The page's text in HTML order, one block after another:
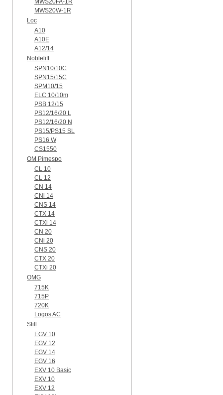
MWS20FA-1R
MWS20W-1R
Loc
A10
A10E
A12/14
Noblelift
SPN10/10C
SPN15/15C
SPM10/15
ELC 10/10m
PSB 12/15
PS12/16/20 L
PS12/16/20 N
PS15/PS15 SL
PS16 W
CS1550
OM Pimespo
CL 10
CL 12
CN 14
CNi 14
CNS 14
CTX 14
CTXi 14
CN 20
CNi 20
CNS 20
CTX 20
CTXi 20
OMG
715K
715P
720K
Logos AC
Still
EGV 10
EGV 12
EGV 14
EGV 16
EXV 10 Basic
EXV 10
EXV 12